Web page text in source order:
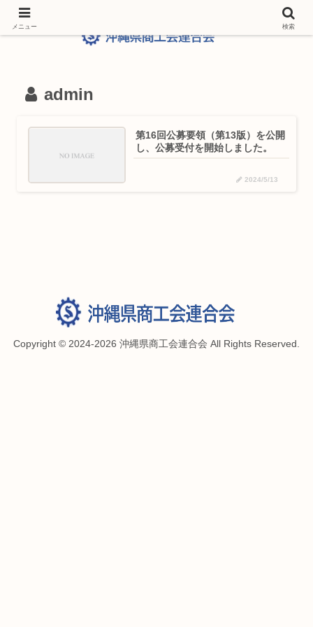
admin
第16回公募要領（第13版）を公開
し、公募受付を開始しました。
2024/5/13
Copyright © 2024-2026 沖縄県商工会連合会 All Rights Reserved.
メニュー 検索